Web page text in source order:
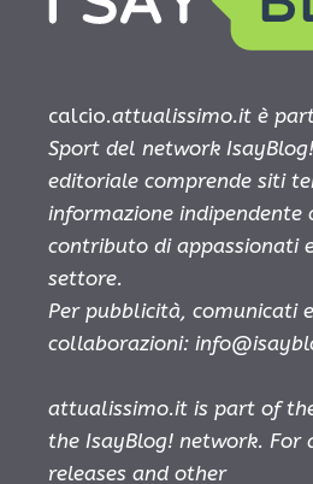
calcio.attualissimo.it è
Sport del network
editoriale comprende siti
informazione indipendente
contributo di appassionati
settore.
Per pubblicità, comunicati e
collaborazioni:
attualissimo.it is part of
the IsayBlog! network. For
releases and other